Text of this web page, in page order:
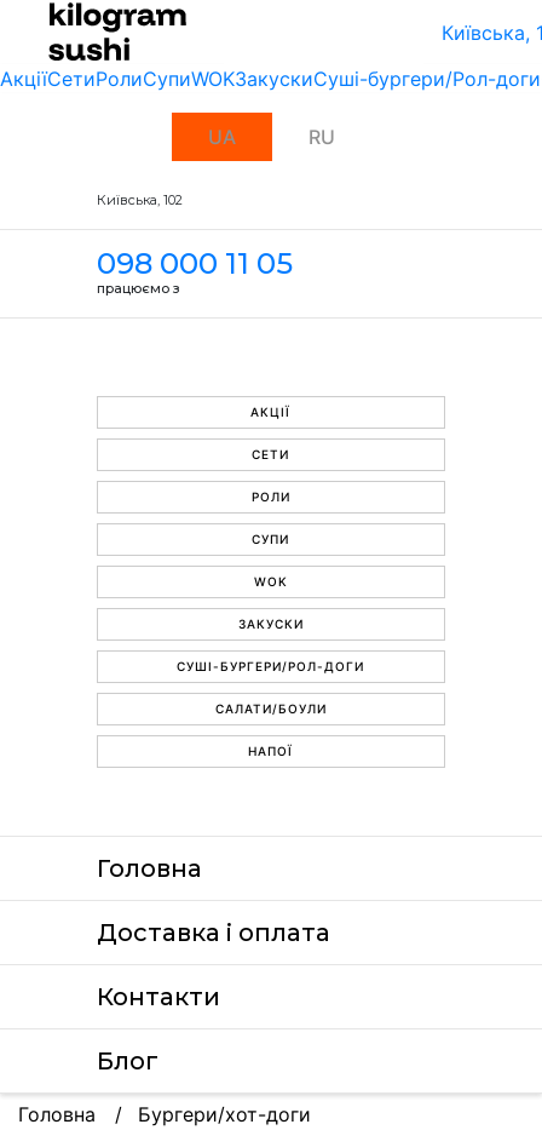
Київська,
АкціїСетиРолиСупиWOKЗакускиСуші-бургери/Рол-доги
UA RU
Київська, 102
098 000 11 05
працюємо з
АКЦІЇ
СЕТИ
РОЛИ
СУПИ
WOK
ЗАКУСКИ
СУШІ-БУРГЕРИ/РОЛ-ДОГИ
САЛАТИ/БОУЛИ
НАПОЇ
Головна
Доставка i оплата
Контакти
Блог
Головна
Бургери/хот-доги